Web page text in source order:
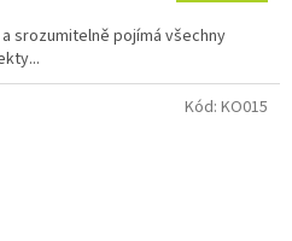
srozumitelně pojímá všechny
Kód: KO015